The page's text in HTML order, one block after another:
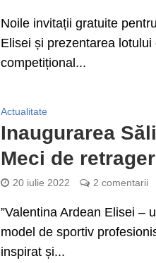
Noile invitații gratuite
Elisei și prezentarea
competițional...
Actualitate
Inaugurarea
Meci de
20 iulie 2022 2 comentarii
”Valentina Ardean Elisei –
model de sportiv
inspirat și...